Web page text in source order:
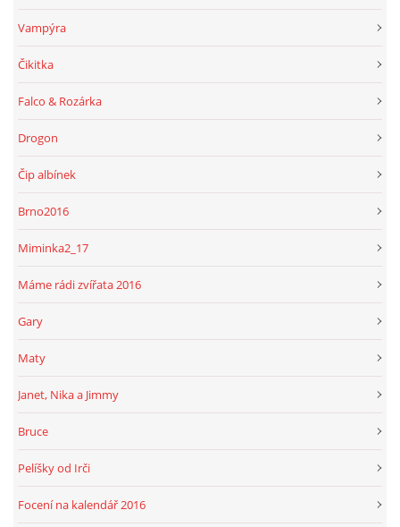
Vampýra
Čikitka
Falco & Rozárka
Drogon
Čip albínek
Brno2016
Miminka2_17
Máme rádi zvířata 2016
Gary
Maty
Janet, Nika a Jimmy
Bruce
Pelíšky od Irči
Focení na kalendář 2016